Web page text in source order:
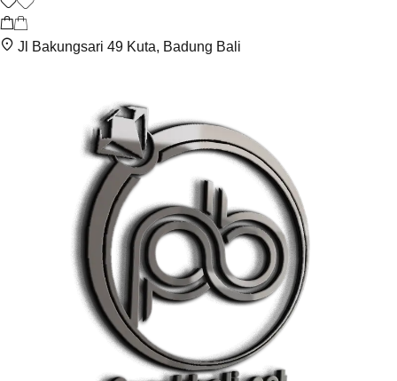
Jl Bakungsari 49 Kuta, Badung Bali